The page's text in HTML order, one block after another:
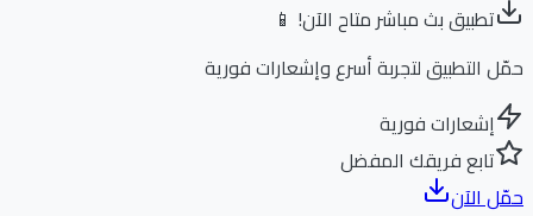
تطبيق بث مباشر متاح الآن! 📱
التطبيق لتجربة أسرع وإشعارات فورية
إشعارات فورية
تابع فريقك المفضل
الآن